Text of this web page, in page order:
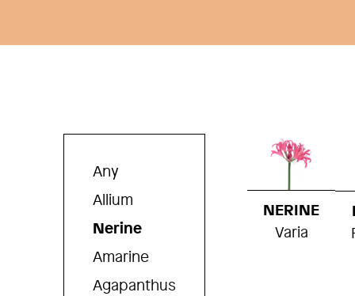
Any
Allium
Nerine
Amarine
Agapanthus
NERINE
Varia